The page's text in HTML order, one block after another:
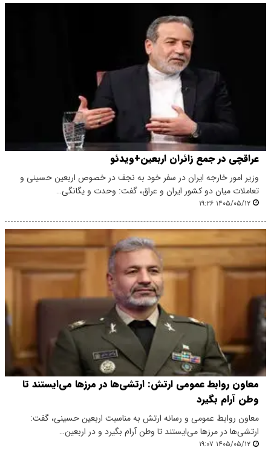
عراقچی در جمع زائران اربعین+ویدئو
وزیر امور خارجه ایران در سفر خود به نجف در خصوص اربعین حسینی و
تعاملات میان دو کشور ایران و عراق، گفت: وحدت و یگانگی…
۱۴۰۵/۰۵/۱۲ ۱۹:۲۶
معاون روابط عمومی ارتش: ارتشی‌ها در مرزها می‌ایستند تا
وطن آرام بگیرد
معاون روابط عمومی و رسانه ارتش به مناسبت اربعین حسینی، گفت:
ارتشی‌ها در مرزها می‌ایستند تا وطن آرام بگیرد و در اربعین…
۱۴۰۵/۰۵/۱۲ ۱۹:۰۷